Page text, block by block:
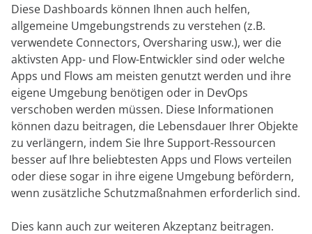
Diese Dashboards können Ihnen auch helfen,
allgemeine Umgebungstrends zu verstehen (z.B.
verwendete Connectors, Oversharing usw.), wer die
aktivsten App- und Flow-Entwickler sind oder welche
Apps und Flows am meisten genutzt werden und ihre
eigene Umgebung benötigen oder in DevOps
verschoben werden müssen. Diese Informationen
können dazu beitragen, die Lebensdauer Ihrer Objekte
zu verlängern, indem Sie Ihre Support-Ressourcen
besser auf Ihre beliebtesten Apps und Flows verteilen
oder diese sogar in ihre eigene Umgebung befördern,
wenn zusätzliche Schutzmaßnahmen erforderlich sind.
Dies kann auch zur weiteren Akzeptanz beitragen.